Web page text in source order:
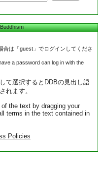
合は「guest」でログインしてくださ
a password can log in with the
て選択するとDDBの見出し語
れます。
the text by dragging your
terms in the text contained in
Policies